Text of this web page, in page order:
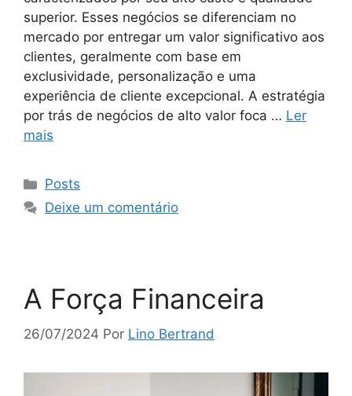
superior. Esses negócios se diferenciam no
mercado por entregar um valor significativo aos
clientes, geralmente com base em
exclusividade, personalização e uma
experiência de cliente excepcional. A estratégia
por trás de negócios de alto valor foca … Ler
mais
Posts
Deixe um comentário
A Força Financeira
26/07/2024 Por Lino Bertrand